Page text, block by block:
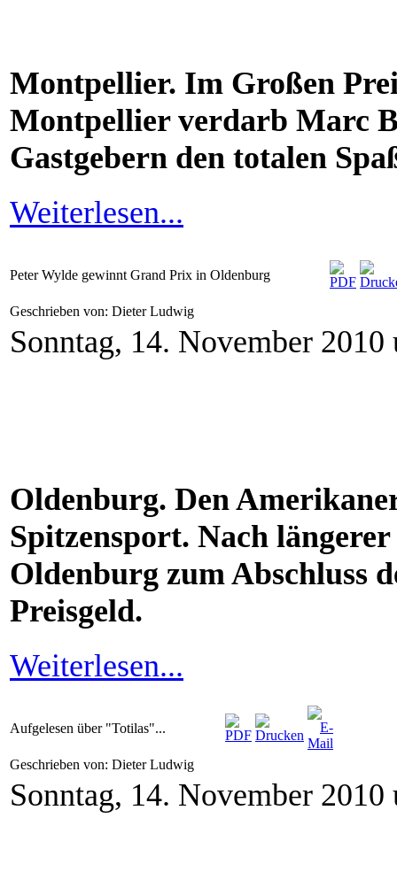
Montpellier. Im Großen
Montpellier verdarb Marc
Gastgebern den totalen
Weiterlesen...
Peter Wylde gewinnt Grand Prix in Oldenburg
Geschrieben von: Dieter Ludwig
Sonntag, 14. November 2010
Oldenburg. Den
Spitzensport. Nach
Oldenburg zum Abschluss
Preisgeld.
Weiterlesen...
Aufgelesen über "Totilas"...
Geschrieben von: Dieter Ludwig
Sonntag, 14. November 2010